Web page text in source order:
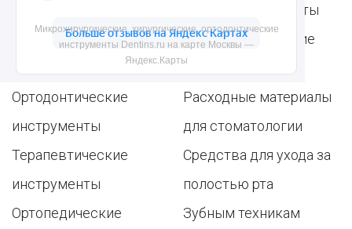
Микрохирургические, хирургические, ортодонтические
инструменты Dentins.ru на карте Москвы —
Яндекс.Карты
Пародонтологические
инструменты
Ортодонтические
инструменты
Терапевтические
инструменты
Ортопедические
Общие инструменты
Стоматологические
материалы
Расходные материалы
для стоматологии
Средства для ухода за
полостью рта
Зубным техникам